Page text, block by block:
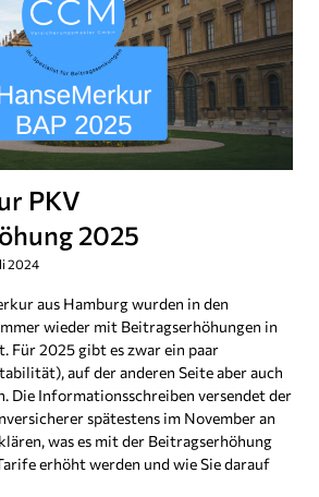
PKV
2025
2024
aus Hamburg wurden in den
wieder mit Beitragserhöhungen in
Für 2025 gibt es zwar ein paar
auf der anderen Seite aber auch
Die Informationsschreiben versendet der
spätestens im November an
was es mit der Beitragserhöhung
erhöht werden und wie Sie darauf